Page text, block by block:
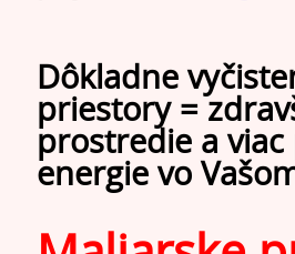
Dôkladne
priestory =
prostredie a viac
energie vo